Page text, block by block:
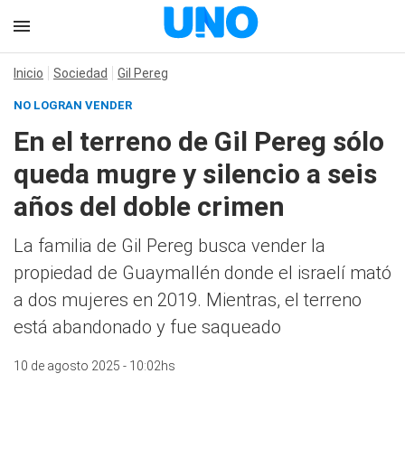
Inicio Sociedad Gil Pereg
NO LOGRAN VENDER
En el terreno de Gil Pereg sólo
queda mugre y silencio a seis
años del doble crimen
La familia de Gil Pereg busca vender la
propiedad de Guaymallén donde el israelí mató
a dos mujeres en 2019. Mientras, el terreno
está abandonado y fue saqueado
10 de agosto 2025 - 10:02hs